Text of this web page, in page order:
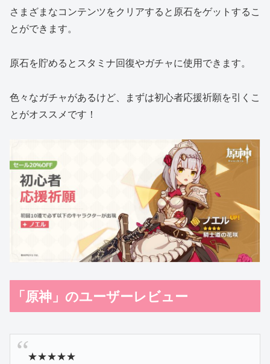
さまざまなコンテンツをクリアすると原石をゲットするこ
とができます。
原石を貯めるとスタミナ回復やガチャに使用できます。
色々なガチャがあるけど、まずは初心者応援祈願を引くこ
とがオススメです！
「原神」のユーザーレビュー
★★★★★